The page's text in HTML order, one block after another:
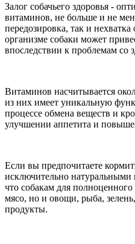
Залог собачьего здоровья -
витаминов, не больше и не
передозировка, так и
организме собаки может
впоследствии к проблемам со
Витаминов насчитывается
из них имеет уникальную
процессе обмена веществ и
улучшении аппетита и
Если вы предпочитаете
исключительно
что собакам для
мясо, но и овощи, рыба,
продукты.